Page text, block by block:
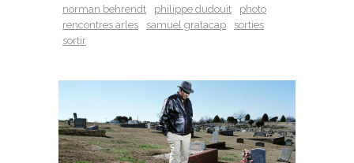
norman behrendt
philippe dudouit
photo
rencontres arles
samuel gratacap
sorties
sortir